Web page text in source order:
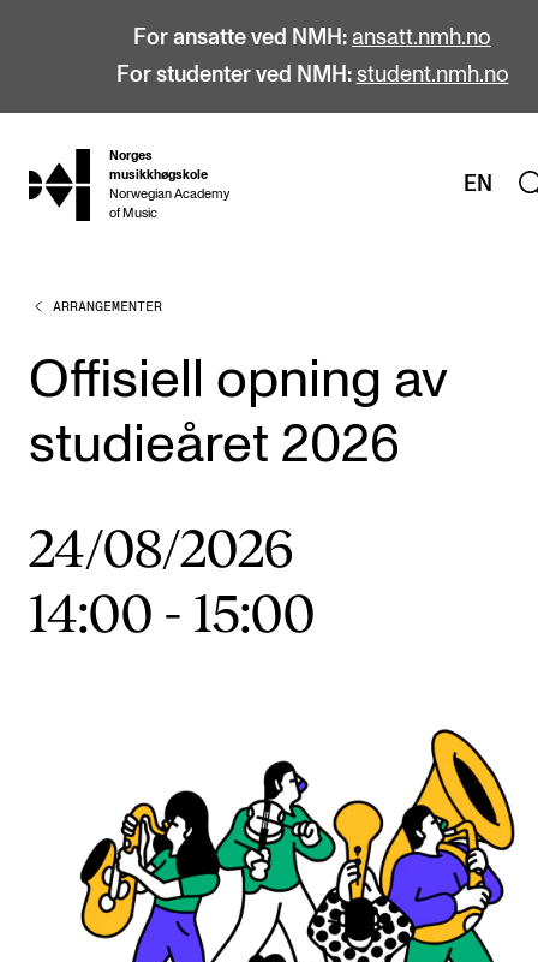
For ansatte ved NMH: ansatt.nmh.no
For studenter ved NMH: student.nmh.no
hjem
Norges
musikkhøgskole
Norwegian Academy
of Music
EN
STUDIER
Alle studier
Bachelor
Master
Årsstudium og videreutdanning
Etterutdanning og kurs
Talentutvikling
Fagmiljøer
Salane våre
Studentutvalet SUT (student.nmh.no)
ARRANGEMENTER
Offisiell opning av
studieåret 2026
24/08/2026
14:00 - 15:00